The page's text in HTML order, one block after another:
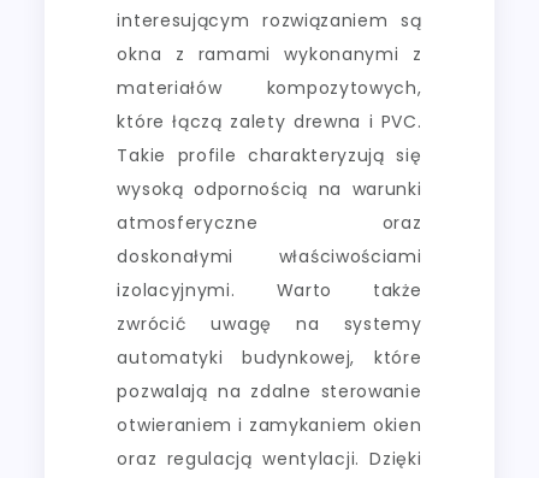
interesującym rozwiązaniem są
okna z ramami wykonanymi z
materiałów kompozytowych,
które łączą zalety drewna i PVC.
Takie profile charakteryzują się
wysoką odpornością na warunki
atmosferyczne oraz
doskonałymi właściwościami
izolacyjnymi. Warto także
zwrócić uwagę na systemy
automatyki budynkowej, które
pozwalają na zdalne sterowanie
otwieraniem i zamykaniem okien
oraz regulacją wentylacji. Dzięki